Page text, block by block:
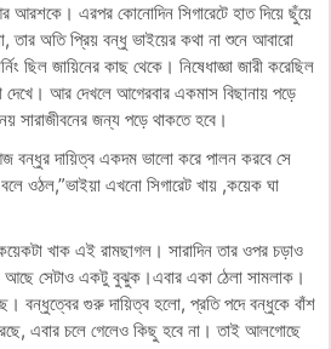
আরশকে। এরপর কোনোদিন সিগারেটে হাত দিয়ে ছুঁয়ে
তার অতি প্রিয় বন্ধু ভাইয়ের কথা না শুনে আবারো
ছিল জায়িনের কাছ থেকে। নিষেধাজ্ঞা জারী করেছিল
আর দেখলে আগেরবার একমাস বিছানায় পড়ে
সারাজীবনের জন্য পড়ে থাকতে হবে।
বন্ধুর দায়িত্ব একদম ভালো করে পালন করবে সে
ওঠল,”ভাইয়া এখনো সিগারেট খায় ,কয়েক ঘা
খাক এই রামছাগল। সারাদিন তার ওপর চড়াও
সেটাও একটু বুঝুক।এবার একা ঠেলা সামলাক।
বন্ধুত্বের গুরু দায়িত্ব হলো, প্রতি পদে বন্ধুকে বাঁশ
এবার চলে গেলেও কিছু হবে না। তাই আলগোছে